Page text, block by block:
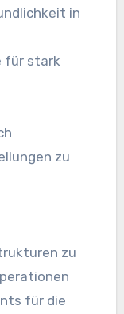
in
für stark
zu
zu
für die